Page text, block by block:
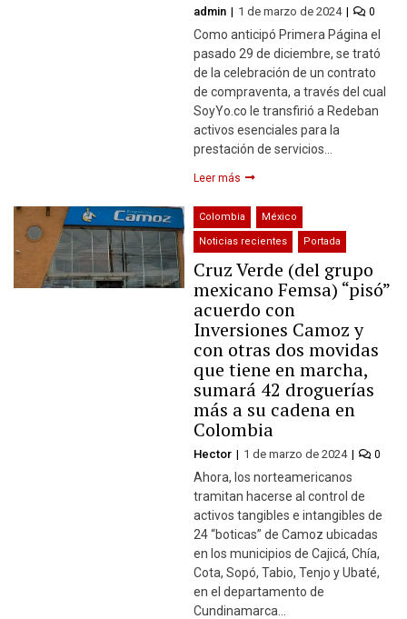
admin 1 de marzo de 2024 0
Como anticipó Primera Página el
pasado 29 de diciembre, se trató
de la celebración de un contrato
de compraventa, a través del cual
SoyYo.co le transfirió a Redeban
activos esenciales para la
prestación de servicios…
Leer más
Colombia México
Noticias recientes Portada
Cruz Verde (del grupo
mexicano Femsa) “pisó”
acuerdo con
Inversiones Camoz y
con otras dos movidas
que tiene en marcha,
sumará 42 droguerías
más a su cadena en
Colombia
Hector 1 de marzo de 2024 0
Ahora, los norteamericanos
tramitan hacerse al control de
activos tangibles e intangibles de
24 “boticas” de Camoz ubicadas
en los municipios de Cajicá, Chía,
Cota, Sopó, Tabio, Tenjo y Ubaté,
en el departamento de
Cundinamarca…